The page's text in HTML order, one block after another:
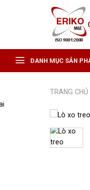
DANH MỤC SẢN
TRANG CHỦ